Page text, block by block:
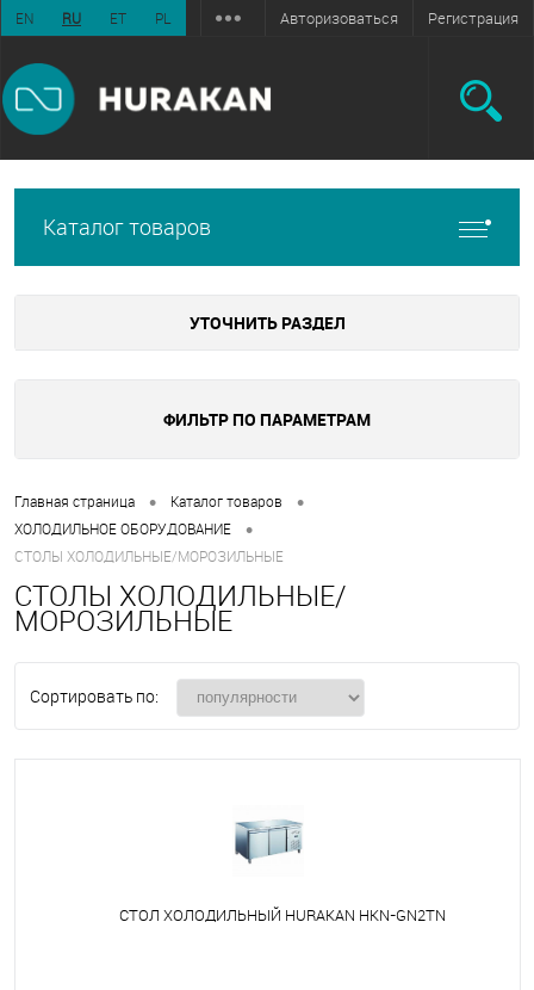
EN RU ET PL Авторизоваться Регистрация
Каталог товаров
УТОЧНИТЬ РАЗДЕЛ
ФИЛЬТР ПО ПАРАМЕТРАМ
Главная страница • Каталог товаров •
ХОЛОДИЛЬНОЕ ОБОРУДОВАНИЕ •
СТОЛЫ ХОЛОДИЛЬНЫЕ/МОРОЗИЛЬНЫЕ
СТОЛЫ ХОЛОДИЛЬНЫЕ/
МОРОЗИЛЬНЫЕ
Сортировать по:
СТОЛ ХОЛОДИЛЬНЫЙ HURAKAN HKN-GN2TN